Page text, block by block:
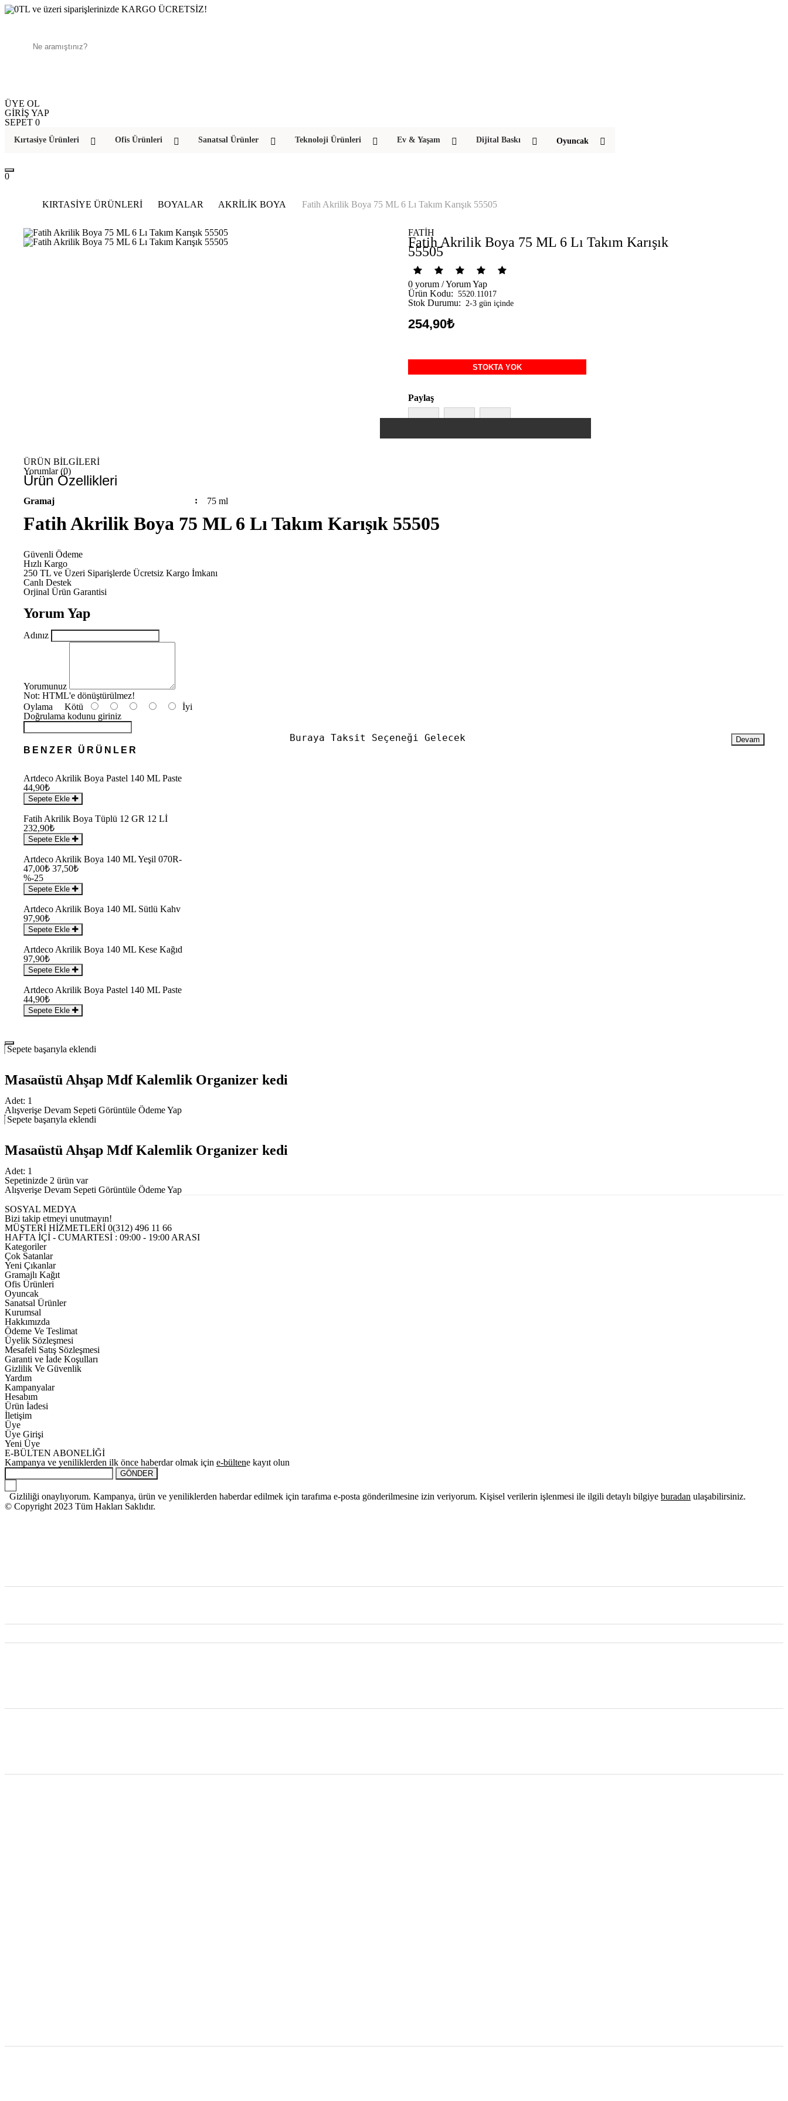
250TL ve üzeri siparişlerinizde KARGO ÜCRETSİZ!
ÜYE OL
GİRİŞ YAP
SEPET 0
Kırtasiye Ürünleri Ofis Ürünleri Sanatsal Ürünler Teknoloji Ürünleri Ev & Yaşam Dijital Baskı Oyuncak
0
KIRTASİYE ÜRÜNLERİ BOYALAR AKRİLİK BOYA Fatih Akrilik Boya 75 ML 6 Lı Takım Karışık 55505
FATİH
Fatih Akrilik Boya 75 ML 6 Lı Takım Karışık
55505
0 yorum /Yorum Yap
Ürün Kodu: 5520.11017
Stok Durumu: 2-3 gün içinde
254,90₺
STOKTA YOK
Paylaş
ÜRÜN BİLGİLERİ
Yorumlar (0)
Ürün Özellikleri
Gramaj 75 ml
Fatih Akrilik Boya 75 ML 6 Lı Takım Karışık 55505
Güvenli Ödeme
Hızlı Kargo
250 TL ve Üzeri Siparişlerde Ücretsiz Kargo İmkanı
Canlı Destek
Orjinal Ürün Garantisi
Yorum Yap
Adınız
Yorumunuz
Not: HTML'e dönüştürülmez!
Oylama Kötü
İyi
Doğrulama kodunu giriniz
Devam
Buraya Taksit Seçeneği Gelecek
BENZER ÜRÜNLER
Artdeco Akrilik Boya Pastel 140 ML Paste
44,90₺
Sepete Ekle
Fatih Akrilik Boya Tüplü 12 GR 12 Lİ
232,90₺
Sepete Ekle
Artdeco Akrilik Boya 140 ML Yeşil 070R-
47,00₺ 37,50₺
%-25
Sepete Ekle
Artdeco Akrilik Boya 140 ML Sütlü Kahv
97,90₺
Sepete Ekle
Artdeco Akrilik Boya 140 ML Kese Kağıd
97,90₺
Sepete Ekle
Artdeco Akrilik Boya Pastel 140 ML Paste
44,90₺
Sepete Ekle
Sepete başarıyla eklendi
Masaüstü Ahşap Mdf Kalemlik Organizer kedi
Adet: 1
Alışverişe Devam Sepeti Görüntüle Ödeme Yap
Sepete başarıyla eklendi
Masaüstü Ahşap Mdf Kalemlik Organizer kedi
Adet: 1
Sepetinizde 2 ürün var
Alışverişe Devam Sepeti Görüntüle Ödeme Yap
SOSYAL MEDYA
Bizi takip etmeyi unutmayın!
MÜŞTERİ HİZMETLERİ 0(312) 496 11 66
HAFTA İÇİ - CUMARTESİ : 09:00 - 19:00 ARASI
Kategoriler
Çok Satanlar
Yeni Çıkanlar
Gramajlı Kağıt
Ofis Ürünleri
Oyuncak
Sanatsal Ürünler
Kurumsal
Hakkımızda
Ödeme Ve Teslimat
Üyelik Sözleşmesi
Mesafeli Satış Sözleşmesi
Garanti ve İade Koşulları
Gizlilik Ve Güvenlik
Yardım
Kampanyalar
Hesabım
Ürün İadesi
İletişim
Üye
Üye Girişi
Yeni Üye
E-BÜLTEN ABONELİĞİ
Kampanya ve yeniliklerden ilk önce haberdar olmak için e-bültene kayıt olun
GÖNDER
Gizliliği onaylıyorum. Kampanya, ürün ve yeniliklerden haberdar edilmek için tarafıma e-posta gönderilmesine izin veriyorum. Kişisel verilerin işlenmesi ile ilgili detaylı bilgiye buradan ulaşabilirsiniz.
© Copyright 2023 Tüm Hakları Saklıdır.